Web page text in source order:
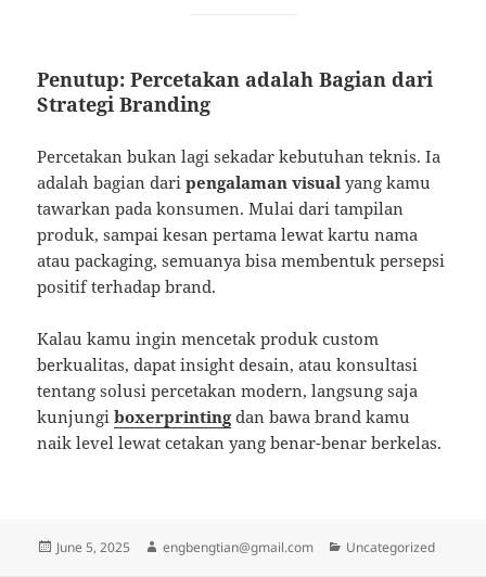
Penutup: Percetakan adalah Bagian dari
Strategi Branding
Percetakan bukan lagi sekadar kebutuhan teknis. Ia
adalah bagian daripengalaman visual yang kamu
tawarkan pada konsumen. Mulai dari tampilan
produk, sampai kesan pertama lewat kartu nama
atau packaging, semuanya bisa membentuk persepsi
positif terhadap brand.
Kalau kamu ingin mencetak produk custom
berkualitas, dapat insight desain, atau konsultasi
tentang solusi percetakan modern, langsung saja
kunjungiboxerprinting dan bawa brand kamu
naik level lewat cetakan yang benar-benar berkelas.
Posted
June 5, 2025 Author
engbengtian@gmail.com Categories
Uncategorized